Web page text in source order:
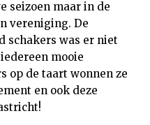
seizoen maar in de
vereniging. De
schakers was er niet
mooie
op de taart wonnen ze
en ook deze